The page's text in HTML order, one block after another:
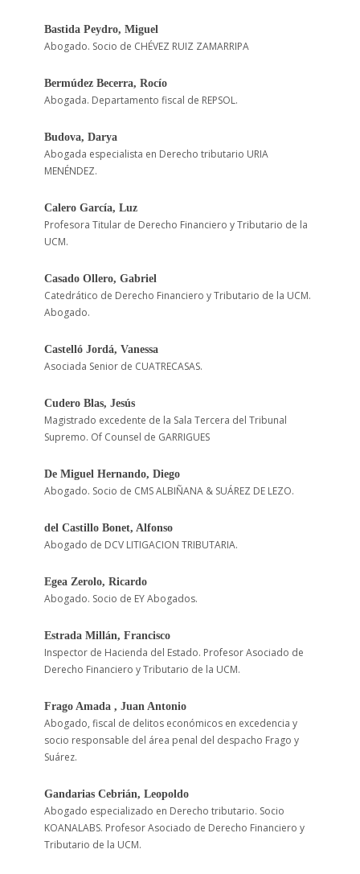
Bastida Peydro, Miguel
Abogado. Socio de CHÉVEZ RUIZ ZAMARRIPA
Bermúdez Becerra, Rocío
Abogada. Departamento fiscal de REPSOL.
Budova, Darya
Abogada especialista en Derecho tributario URIA
MENÉNDEZ.
Calero García, Luz
Profesora Titular de Derecho Financiero y Tributario de la
UCM.
Casado Ollero, Gabriel
Catedrático de Derecho Financiero y Tributario de la UCM.
Abogado.
Castelló Jordá, Vanessa
Asociada Senior de CUATRECASAS.
Cudero Blas, Jesús
Magistrado excedente de la Sala Tercera del Tribunal
Supremo. Of Counsel de GARRIGUES
De Miguel Hernando, Diego
Abogado. Socio de CMS ALBIÑANA & SUÁREZ DE LEZO.
del Castillo Bonet, Alfonso
Abogado de DCV LITIGACION TRIBUTARIA.
Egea Zerolo, Ricardo
Abogado. Socio de EY Abogados.
Estrada Millán, Francisco
Inspector de Hacienda del Estado. Profesor Asociado de
Derecho Financiero y Tributario de la UCM.
Frago Amada , Juan Antonio
Abogado, fiscal de delitos económicos en excedencia y
socio responsable del área penal del despacho Frago y
Suárez.
Gandarias Cebrián, Leopoldo
Abogado especializado en Derecho tributario. Socio
KOANALABS. Profesor Asociado de Derecho Financiero y
Tributario de la UCM.